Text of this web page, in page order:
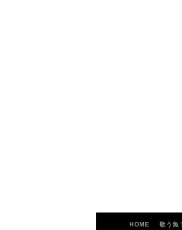
HOME 歌う魚